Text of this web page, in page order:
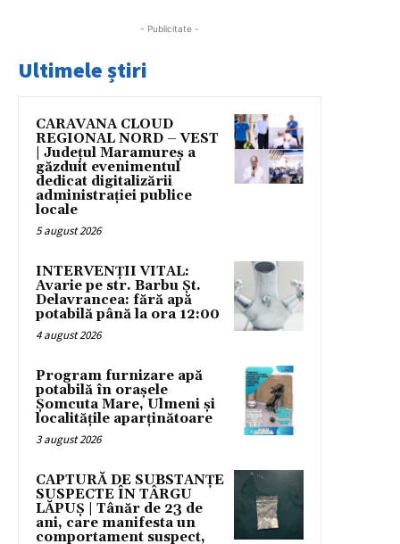
- Publicitate -
Ultimele știri
CARAVANA CLOUD
REGIONAL NORD – VEST
| Județul Maramureș a
găzduit evenimentul
dedicat digitalizării
administrației publice
locale
5 august 2026
INTERVENȚII VITAL:
Avarie pe str. Barbu Șt.
Delavrancea: fără apă
potabilă până la ora 12:00
4 august 2026
Program furnizare apă
potabilă în orașele
Șomcuta Mare, Ulmeni și
localitățile aparținătoare
3 august 2026
CAPTURĂ DE SUBSTANȚE
SUSPECTE ÎN TÂRGU
LĂPUȘ | Tânăr de 23 de
ani, care manifesta un
comportament suspect,